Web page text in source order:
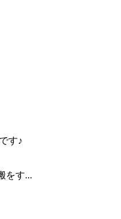
す♪
をす...